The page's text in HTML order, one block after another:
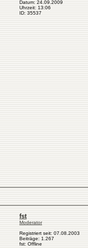
Datum: 24.09.2009
Uhrzeit: 13:06
ID: 35537
fst
Moderator
Registriert seit: 07.08.2003
Beiträge: 1.267
fst: Offline